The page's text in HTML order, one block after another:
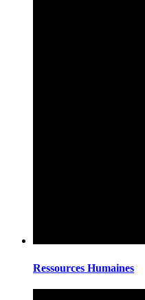
Ressources Humaines